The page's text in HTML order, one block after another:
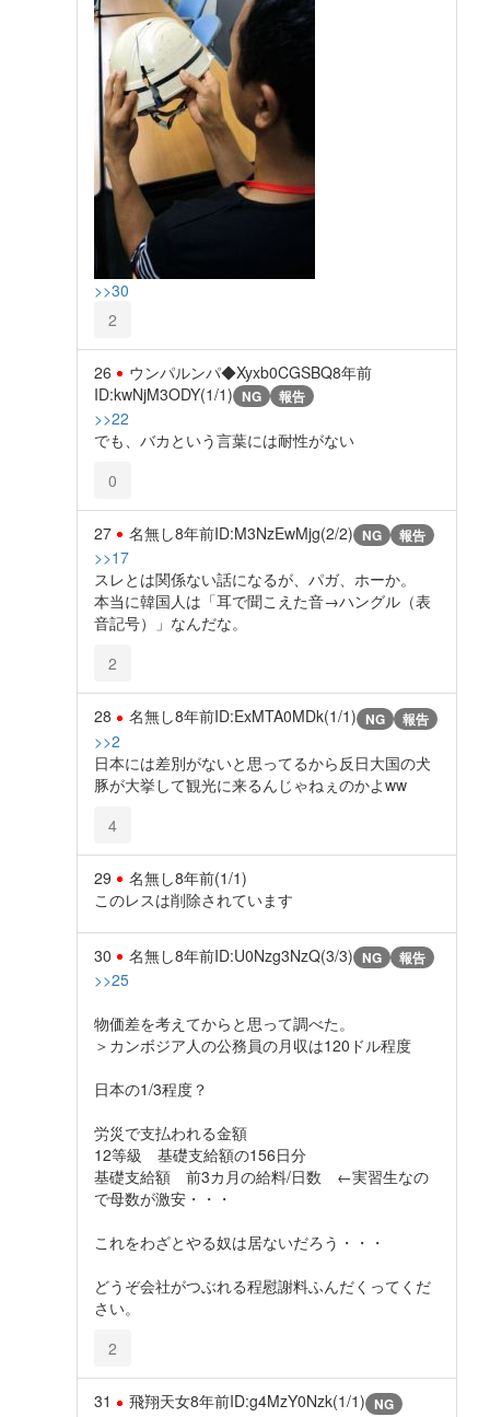
>>30
2
26 ウンパルンパ◆Xyxb0CGSBQ8年前
ID:kwNjM3ODY(1/1) NG 報告
>>22
でも、バカという言葉には耐性がない
0
27 名無し8年前ID:M3NzEwMjg(2/2) NG 報告
>>17
スレとは関係ない話になるが、パガ、ホーか。
本当に韓国人は「耳で聞こえた音→ハングル（表
音記号）」なんだな。
2
28 名無し8年前ID:ExMTA0MDk(1/1) NG 報告
>>2
日本には差別がないと思ってるから反日大国の犬
豚が大挙して観光に来るんじゃねぇのかよww
4
29 名無し8年前(1/1)
このレスは削除されています
30 名無し8年前ID:U0Nzg3NzQ(3/3) NG 報告
>>25
物価差を考えてからと思って調べた。
＞カンボジア人の公務員の月収は120ドル程度
日本の1/3程度？
労災で支払われる金額
12等級 基礎支給額の156日分
基礎支給額 前3カ月の給料/日数 ←実習生なの
で母数が激安・・・
これをわざとやる奴は居ないだろう・・・
どうぞ会社がつぶれる程慰謝料ふんだくってくだ
さい。
2
31 飛翔天女8年前ID:g4MzY0Nzk(1/1) NG